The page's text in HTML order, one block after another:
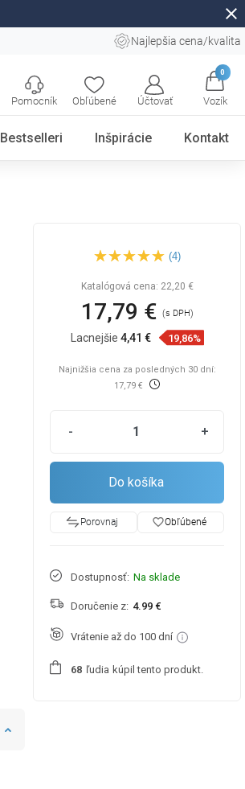
close
Najlepšia cena/kvalita
Obľúbené Účtovať
0
Vozík
Pomocník
Bestselleri Inšpirácie Kontakt
lineárny odtok 60 cm, čierny -
(4)
Katalógová cena: 22,20 €
17,79 € (s DPH)
Lacnejšie4,41 € 19,86%
Najnižšia cena za posledných 30 dní:
17,79 €
- +
Do košíka
Porovnaj favorite_borderObľúbené
Dostupnosť: Na sklade
Doručenie z: 4.99 €
Vrátenie až do 100 dní
68 ľudia kúpil tento produkt.